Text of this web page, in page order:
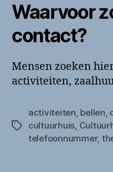
Waarvoor
contact?
Mensen zoeken
activiteiten,
Tags
activiteiten, bellen,
cultuurhuis,
telefoonnummer,